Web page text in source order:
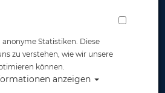
anonyme Statistiken. Diese
zu verstehen, wie wir unsere
können.
anzeigen